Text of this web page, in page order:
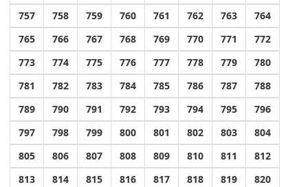
757
758 759 760 761 762 763
764
765
766 767 768 769 770 771
772
773
774 775 776 777 778 779
780
781
782 783 784 785 786 787
788
789
790 791 792 793 794 795
796
797
798 799 800 801 802 803
804
805
806 807 808 809 810 811
812
813
814 815 816 817 818 819
820